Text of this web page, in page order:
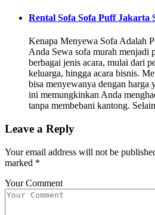
Rental Sofa Sofa Puff Jakarta
Kenapa Menyewa Sofa Adalah
Anda Sewa sofa murah menjadi
berbagai jenis acara, mulai dari
keluarga, hingga acara bisnis.
bisa menyewanya dengan harga
ini memungkinkan Anda
tanpa membebani kantong.
Leave a Reply
Your email address will not be
marked *
Your Comment